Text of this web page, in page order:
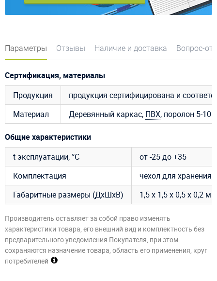
Параметры Отзывы Наличие и доставка Вопрос-
Сертификация, материалы
Продукция
продукция сертифицирована и
Материал
Деревянный каркас, ПВХ, поролон 5-10
Общие характеристики
t эксплуатации, °C
от -25 до +35
Комплектация
чехол для хранения,
Габаритные размеры (ДхШхВ)
1,5 х 1,5 х 0,5 х 0,2 м
Производитель оставляет за собой право изменять
характеристики товара, его внешний вид и комплектность без
предварительного уведомления Покупателя, при этом
сохраняются назначение товара, область его применения, круг
потребителей